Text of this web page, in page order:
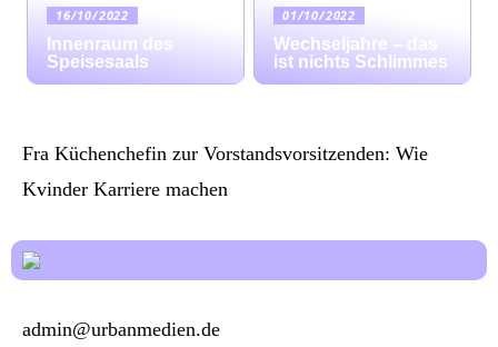
16/10/2022
Innenraum des
Speisesaals
01/10/2022
Wechseljahre – das
ist nichts Schlimmes
Fra Küchenchefin zur Vorstandsvorsitzenden: Wie
Kvinder Karriere machen
admin@urbanmedien.de